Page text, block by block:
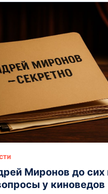
Миронов до сих
у киноведов